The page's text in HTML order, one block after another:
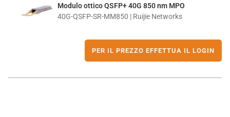
Modulo ottico QSFP+ 40G 850 nm MPO
40G-QSFP-SR-MM850 | Ruijie Networks
PER IL PREZZO EFFETTUA IL LOGIN